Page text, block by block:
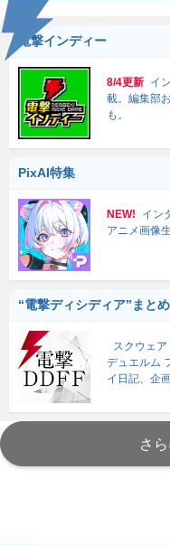
電撃インディー
8/4更新 イ
載。編集部
も。
PixAI特集
NEW!
イン
アニメ画像
“電撃ディシディア”まと
スクウェ
デュエルム
イ日記、企
さ